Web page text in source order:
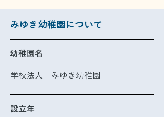
みゆき幼稚園について
幼稚園名
学校法人 みゆき幼稚園
設立年